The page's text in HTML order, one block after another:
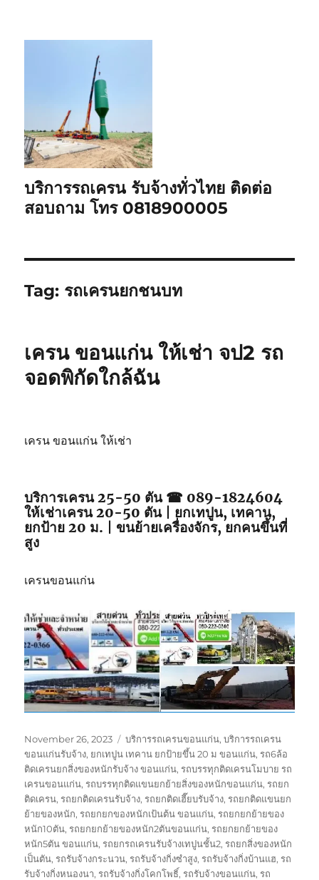
บริการรถเครน รับจ้างทั่วไทย ติดต่อ
สอบถาม โทร 0818900005
Tag: รถเครนยกชนบท
เครน ขอนแก่น ให้เช่า จป2 รถ
จอดพิกัดใกล้ฉัน
เครน ขอนแก่น ให้เช่า
บริการเครน 25-50 ตัน ☎ 089-1824604
ให้เช่าเครน 20-50 ตัน | ยกเทปูน, เทคาน,
ยกป้าย 20 ม. | ขนย้ายเครื่องจักร, ยกคนขึ้นที่
สูง
เครนขอนแก่น
Posted
on
November 26, 2023 Tags
บริการรถเครนขอนแก่น,บริการรถเครน
ขอนแก่นรับจ้าง, ยกเทปูน เทคาน ยกป้ายขึ้น 20 ม ขอนแก่น,รถ6ล้อ
ติดเครนยกสิ่งของหนักรับจ้าง ขอนแก่น,รถบรรทุกติดเครนโมบาย รถ
เครนขอนแก่น,รถบรรทุกติดแขนยกย้ายสิ่งของหนักขอนแก่น,รถยก
ติดเครน,รถยกติดเครนรับจ้าง,รถยกติดเฮี๊ยบรับจ้าง,รถยกติดแขนยก
ย้ายของหนัก,รถยกยกของหนักเป้นต้น ขอนแก่น,รถยกยกย้ายของ
หนัก10ตัน,รถยกยกย้ายของหนัก2ตันขอนแก่น,รถยกยกย้ายของ
หนัก5ตัน ขอนแก่น,รถยกรถเครนรับจ้างเทปูนชั้น2,รถยกสิ่งของหนัก
เป็นตัน,รถรับจ้างกระนวน,รถรับจ้างกิ่งซำสูง,รถรับจ้างกิ่งบ้านแฮ,รถ
รับจ้างกิ่งหนองนา,รถรับจ้างกิ่งโคกโพธิ์,รถรับจ้างขอนแก่น,รถ